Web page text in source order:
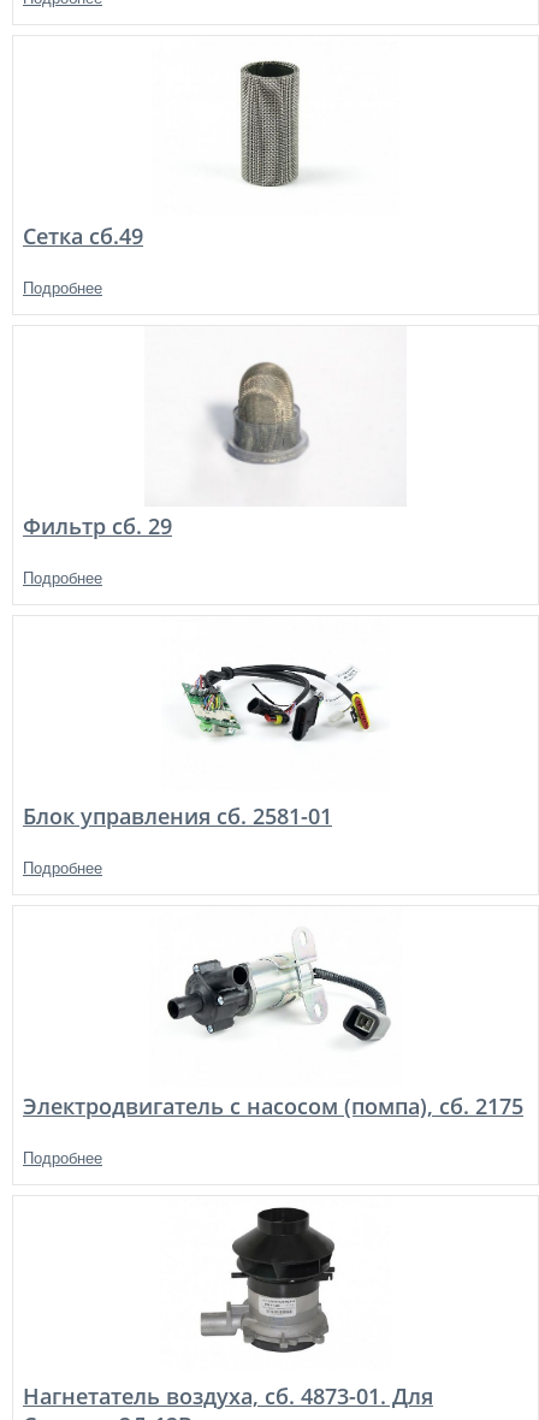
Сетка сб.49
Подробнее
Фильтр сб. 29
Подробнее
Блок управления сб. 2581-01
Подробнее
Электродвигатель с насосом (помпа), сб. 2175
Подробнее
Нагнетатель воздуха, сб. 4873-01. Для